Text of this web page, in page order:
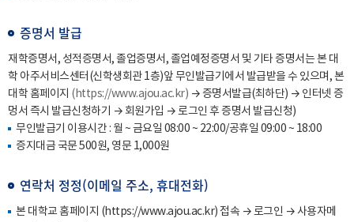
증명서 발급
재학증명서, 성적증명서, 졸업증명서, 졸업예정증명서 및 기타 증명서는 본 대
학 아주서비스센터(신학생회관 1층)앞 무인발급기에서 발급받을 수 있으며, 본
대학 홈페이지 (https://www.ajou.ac.kr) → 증명서발급(최하단) → 인터넷 증
멍서 즉시 발급신청하기 → 회원가입 → 로그인 후 증명서 발급신청)
무인발급기 이용시간 : 월 ~ 금요일 08:00 ~ 22:00/공휴일 09:00 ~ 18:00
증지대금 국문 500원, 영문 1,000원
연락처 정정(이메일 주소, 휴대전화)
본 대학교 홈페이지 (https://www.ajou.ac.kr)접속 → 로그인 → 사용자메